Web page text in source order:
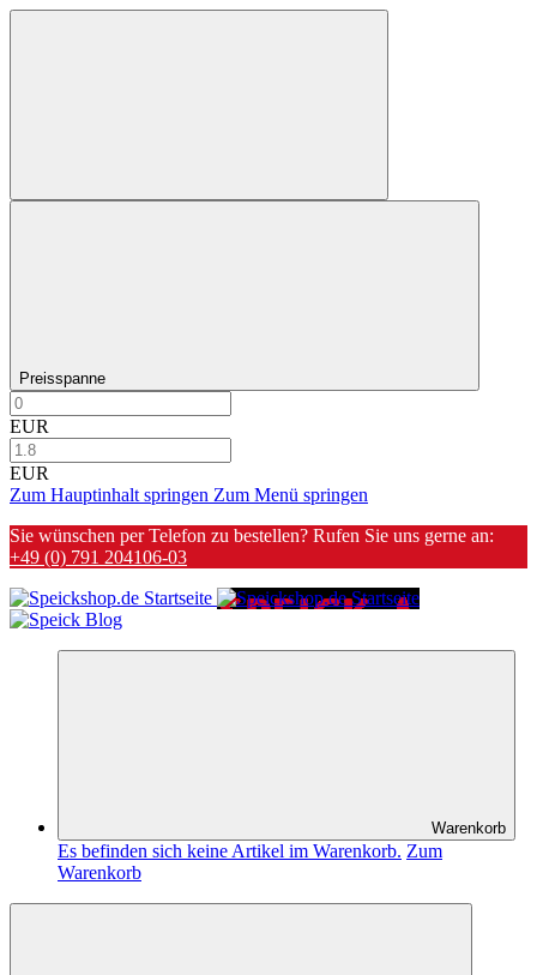
Preisspanne
EUR
EUR
Zum Hauptinhalt springen Zum Menü springen
Sie wünschen per Telefon zu bestellen? Rufen Sie uns gerne an:
+49 (0) 791 204106-03
Warenkorb
Es befinden sich keine Artikel im Warenkorb. Zum
Warenkorb